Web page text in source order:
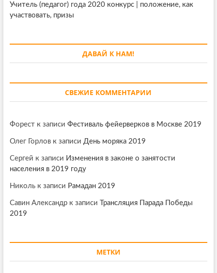
Учитель (педагог) года 2020 конкурс | положение, как
участвовать, призы
ДАВАЙ К НАМ!
СВЕЖИЕ КОММЕНТАРИИ
Форестк записи Фестиваль фейерверков в Москве 2019
Олег Горловк записи День моряка 2019
Сергей к записи Изменения в законе о занятости
населения в 2019 году
Никольк записи Рамадан 2019
Савин Александрк записи Трансляция Парада Победы
2019
МЕТКИ